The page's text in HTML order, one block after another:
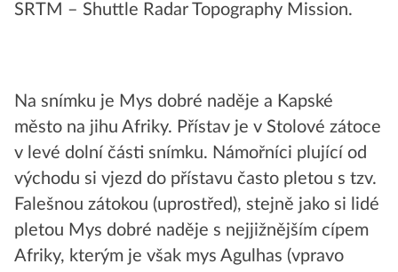
SRTM – Shuttle Radar Topography Mission.
Na snímku je Mys dobré naděje a Kapské
město na jihu Afriky. Přístav je v Stolové zátoce
v levé dolní části snímku. Námořníci plující od
východu si vjezd do přístavu často pletou s tzv.
Falešnou zátokou (uprostřed), stejně jako si lidé
pletou Mys dobré naděje s nejjižnějším cípem
Afriky, kterým je však mys Agulhas (vpravo